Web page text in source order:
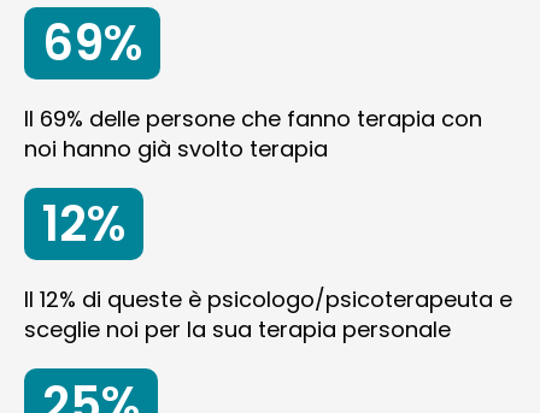
69%
Il 69% delle persone che fanno terapia con
noi hanno già svolto terapia
12%
Il 12% di queste è psicologo/psicoterapeuta e
sceglie noi per la sua terapia personale